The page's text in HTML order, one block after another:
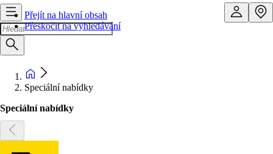
Přejít na hlavní obsah
Přeskočit na vyhledávání
Speciální nabídky
Speciální nabídky